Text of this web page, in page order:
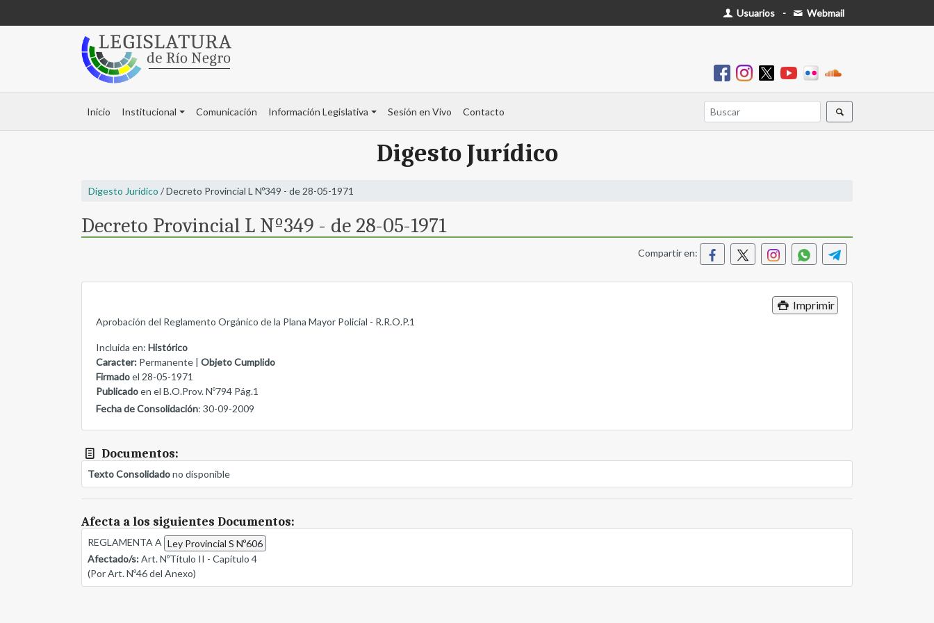
Usuarios - Webmail
Inicio Institucional Comunicación Información Legislativa Sesión en Vivo Contacto
Digesto Jurídico
Digesto Jurídico / Decreto Provincial L Nº349 - de 28-05-1971
Decreto Provincial L Nº349 - de 28-05-1971
Compartir en:
Imprimir
Aprobación del Reglamento Orgánico de la Plana Mayor Policial - R.R.O.P.1
Incluida en: Histórico
Caracter: Permanente | Objeto Cumplido
Firmadoel 28-05-1971
Publicadoen el B.O.Prov. Nº794 Pág.1
Fecha de Consolidación: 30-09-2009
Documentos:
Texto Consolidadono disponible
Afecta a los siguientes Documentos:
REGLAMENTA A Ley Provincial S Nº606
Afectado/s:Art. NºTítulo II - Capítulo 4
(Por Art. Nº46 del Anexo)